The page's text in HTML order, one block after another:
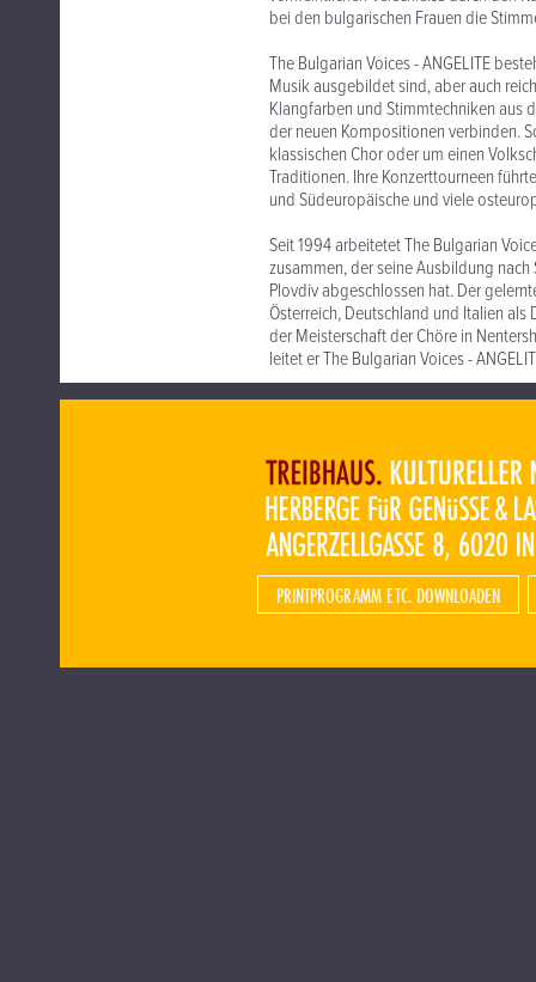
bei den bulgarischen Frauen die
The Bulgarian Voices - ANGELITE
Musik ausgebildet sind, aber auch
Klangfarben und Stimmtechniken aus
der neuen Kompositionen verbinden.
klassischen Chor oder um einen
Traditionen. Ihre Konzerttourneen
und Südeuropäische und viele
Seit 1994 arbeitetet The Bulgarian
zusammen, der seine Ausbildung
Plovdiv abgeschlossen hat. Der
Österreich, Deutschland und Italien als
der Meisterschaft der Chöre in
leitet er The Bulgarian Voices -
PRINTPROGRAMM ETC. DOWNLOADEN